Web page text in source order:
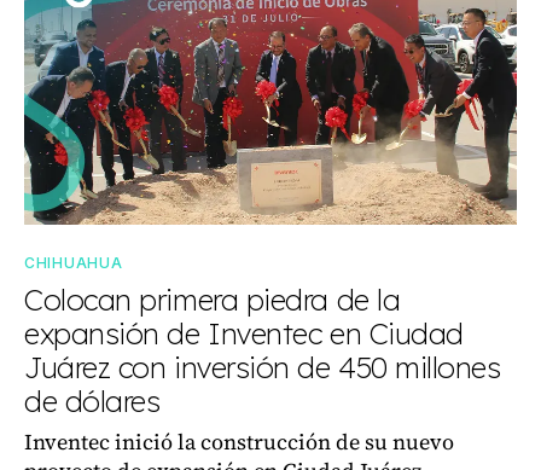
CHIHUAHUA
Colocan primera piedra de la
expansión de Inventec en Ciudad
Juárez con inversión de 450 millones
de dólares
Inventec inició la construcción de su nuevo